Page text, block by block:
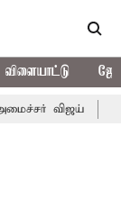
விளையாட்டு
தமிழக